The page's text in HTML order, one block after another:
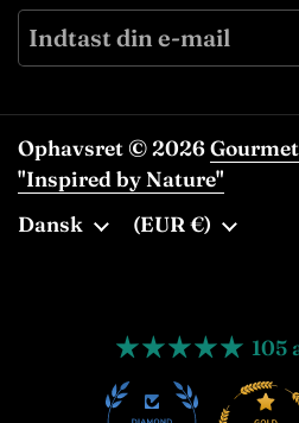
Ophavsret © 2026
"Inspired by Nature"
Sprog
Dansk Land/område
(EUR €)
105